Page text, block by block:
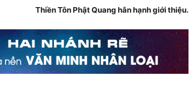
Thiền Tôn Phật Quang hân hạnh giới thiệu.